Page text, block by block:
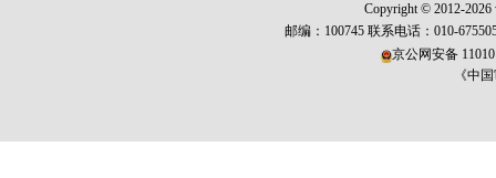
Copyright © 2012-2026
邮编：100745 联系电话：010-
京公网安备
《中